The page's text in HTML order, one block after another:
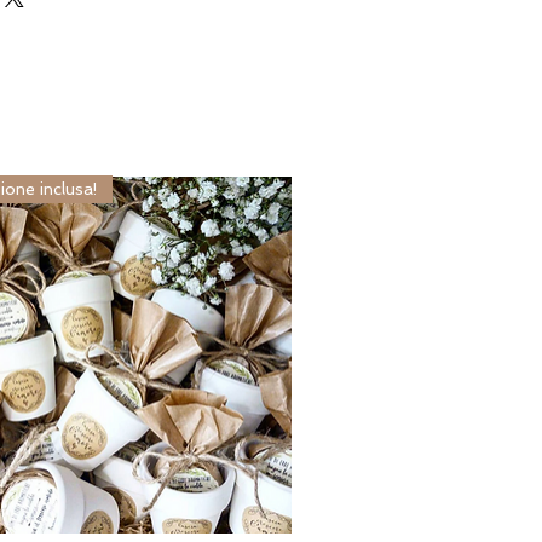
inclusa!